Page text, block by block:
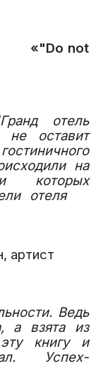
«"Do not
отель
не оставит
на
которых
отеля
Ведь
а взята из
книгу и
Успех-